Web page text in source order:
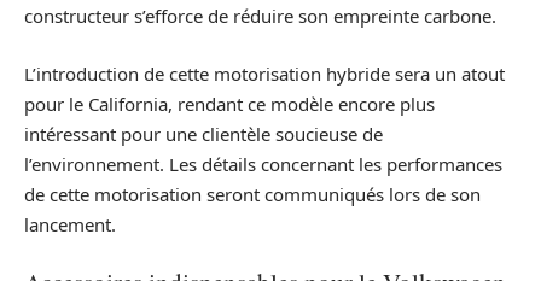
constructeur s’efforce de réduire son empreinte carbone.
L’introduction de cette motorisation hybride sera un atout
pour le California, rendant ce modèle encore plus
intéressant pour une clientèle soucieuse de
l’environnement. Les détails concernant les performances
de cette motorisation seront communiqués lors de son
lancement.